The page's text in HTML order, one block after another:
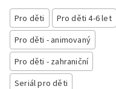
Pro děti
Pro děti 4-6 let
Pro děti - animovaný
Pro děti - zahraniční
Seriál pro děti